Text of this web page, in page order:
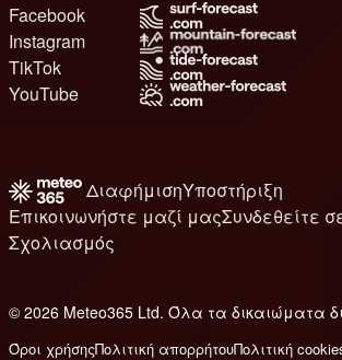
Facebook
Instagram
TikTok
YouTube
ΔιαφήμισηΥποστήριξη
Επικοινωνήστε μαζί μαςΣυνδεθείτε
Σχολιασμός
© 2026 Meteo365 Ltd. Όλα τα δικαιώματα
Όροι χρήσηςΠολιτική απορρήτουΠολιτική